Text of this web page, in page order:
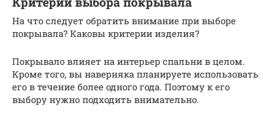
На что следует обратить внимание при выборе
покрывала? Каковы критерии изделия?
Покрывало влияет на интерьер спальни в целом.
Кроме того, вы наверняка планируете использовать
его в течение более одного года. Поэтому к его
выбору нужно подходить внимательно.